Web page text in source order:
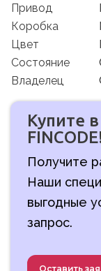
Привод
Коробка
Цвет
Состояние
Владелец
Купите
Получите
Наши
выгодные
запрос.
Оставить